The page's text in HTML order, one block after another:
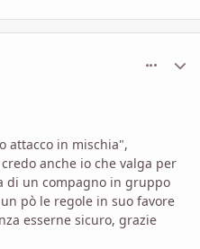
attacco in mischia",
anche io che valga per
di un compagno in gruppo
pò le regole in suo favore
esserne sicuro, grazie